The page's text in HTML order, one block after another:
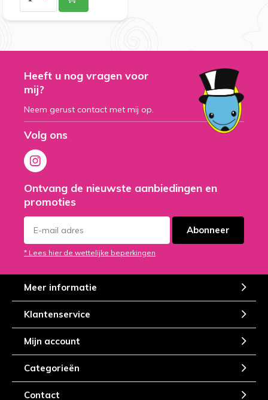
Heeft u nog vragen voor
mij?
Neem gerust contact met mij op.
Volg ons
Ontvang de nieuwste aanbiedingen en
promoties
Abonneer
* Lees hier de wettelijke beperkingen
Meer informatie
Klantenservice
Mijn account
Categorieën
Contact